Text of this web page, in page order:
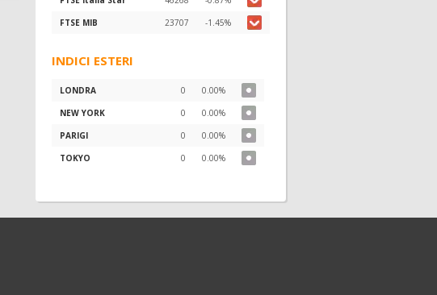
FTSE MIB
23707 -1.45%
INDICI ESTERI
LONDRA 0
0.00%
NEW YORK
0
0.00%
PARIGI
0
0.00%
TOKYO
0 0.00%